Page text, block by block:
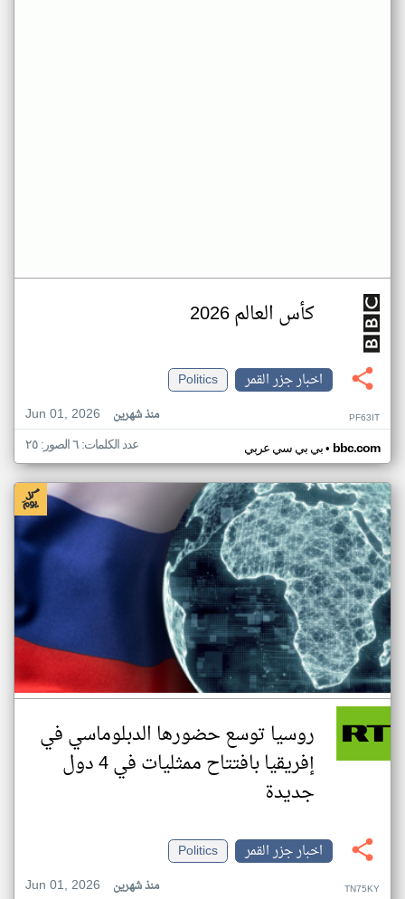
كأس العالم 2026
اخبار جزر القمر
Politics
Jun 01, 2026
منذ شهرين PF63IT
بي بي سي عربي• bbc.com عدد الكلمات: ٦ الصور: ٢٥
روسيا توسع حضورها الدبلوماسي في
إفريقيا بافتتاح ممثليات في 4 دول
جديدة
اخبار جزر القمر
Politics
Jun 01, 2026
منذ شهرين TN75KY